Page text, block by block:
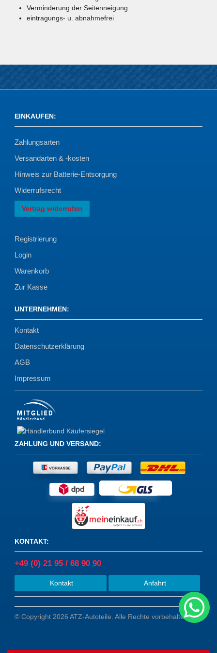
Verminderung der Seitenneigung
eintragungs- u. abnahmefrei
EINKAUFEN:
Zahlungsarten
Versandarten & -kosten
Hinweis zur Batterie-Entsorgung
Widerrufsrecht
Vertrag widerrufen
Registrierung
Login
Warenkorb
Zur Kasse
UNTERNEHMEN:
Kontakt
Datenschutzerklärung
AGB
Impressum
ZAHLUNG UND VERSAND:
KONTAKT:
+49 (0) 21 95 / 68 90 90
Kontakt Anfahrt
© Copyright 2026 ATZ-Autoteile. Alle Rechte vorbehalten.